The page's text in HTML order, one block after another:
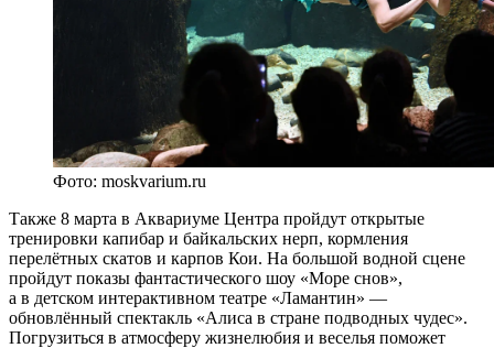
Фото: moskvarium.ru
Также 8 марта в Аквариуме Центра пройдут открытые
тренировки капибар и байкальских нерп, кормления
перелётных скатов и карпов Кои. На большой водной сцене
пройдут показы фантастического шоу «Море снов»,
а в детском интерактивном театре «Ламантин» —
обновлённый спектакль «Алиса в стране подводных чудес».
Погрузиться в атмосферу жизнелюбия и веселья поможет